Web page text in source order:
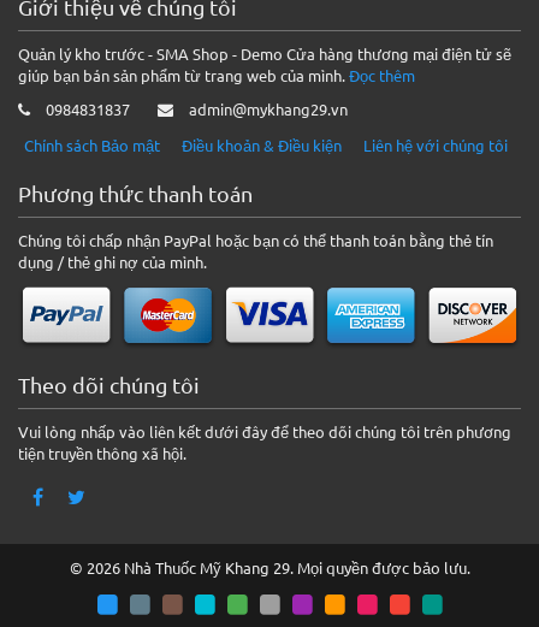
Giới thiệu về chúng tôi
Quản lý kho trước - SMA Shop - Demo Cửa hàng thương mại điện tử sẽ
giúp bạn bán sản phẩm từ trang web của mình.Đọc thêm
0984831837
admin@mykhang29.vn
Chính sách Bảo mật
Điều khoản & Điều kiện Liên hệ với chúng tôi
Phương thức thanh toán
Chúng tôi chấp nhận PayPal hoặc bạn có thể thanh toán bằng thẻ tín
dụng / thẻ ghi nợ của mình.
Theo dõi chúng tôi
Vui lòng nhấp vào liên kết dưới đây để theo dõi chúng tôi trên phương
tiện truyền thông xã hội.
© 2026 Nhà Thuốc Mỹ Khang 29. Mọi quyền được bảo lưu.